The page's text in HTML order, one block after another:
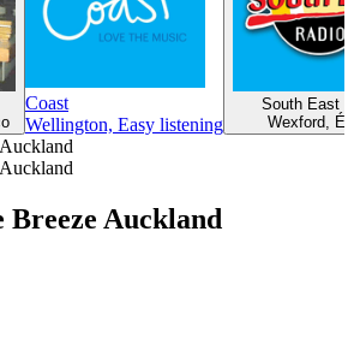
Coast
Wellington, Easy listening
South East
Wexford,
Breeze Auckland